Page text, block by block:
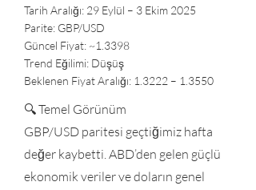
Tarih Aralığı: 29 Eylül – 3 Ekim 2025
Parite: GBP/USD
Güncel Fiyat: ~1.3398
Trend Eğilimi: Düşüş
Beklenen Fiyat Aralığı: 1.3222 – 1.3550
🔍 Temel Görünüm
GBP/USD paritesi geçtiğimiz hafta
değer kaybetti. ABD’den gelen güçlü
ekonomik veriler ve doların genel